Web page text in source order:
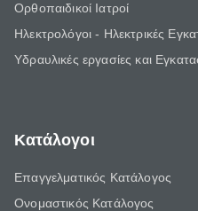
Ορθοπαιδικοί Ιατροί
Ηλεκτρολόγοι - Ηλεκτρικές
Υδραυλικές εργασίες και
Κατάλογοι
Επαγγελματικός Κατάλογος
Ονομαστικός Κατάλογος